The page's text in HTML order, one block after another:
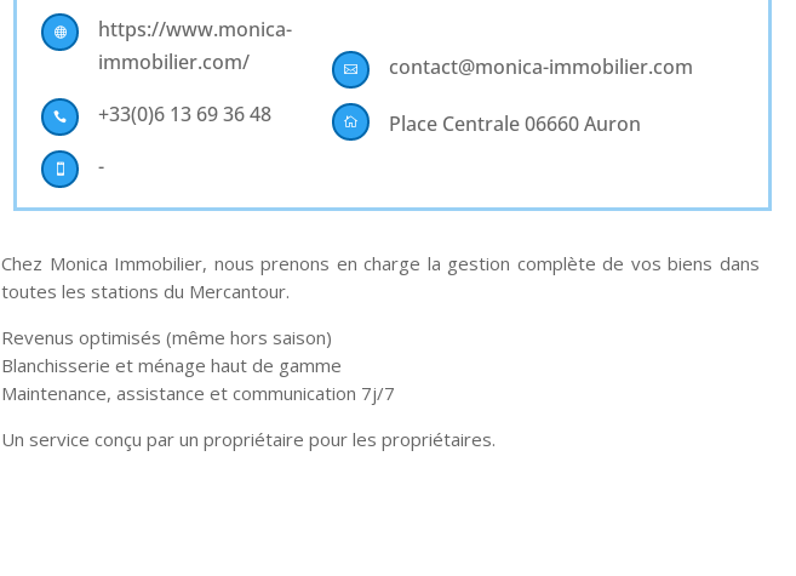

https://www.monica-
immobilier.com/
 +33(0)6 13 69 36 48
 -
 contact@monica-immobilier.com
 Place Centrale 06660 Auron
Chez Monica Immobilier, nous prenons en charge la gestion complète de vos biens dans
toutes les stations du Mercantour.
Revenus optimisés (même hors saison)
Blanchisserie et ménage haut de gamme
Maintenance, assistance et communication 7j/7
Un service conçu par un propriétaire pour les propriétaires.